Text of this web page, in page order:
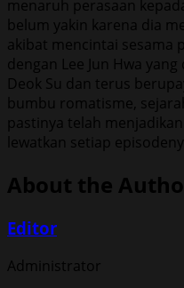
menaruh perasaan
belum yakin karena dia
akibat mencintai sesama
dengan Lee Jun Hwa
Deok Su dan terus
bumbu romatisme,
pastinya telah
lewatkan setiap
About the
Editor
Administrator